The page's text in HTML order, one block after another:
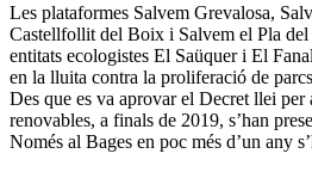
Les plataformes Salvem Grevalosa,
Castellfollit del Boix i Salvem el Pla
entitats ecologistes El Saüquer i El
en la lluita contra la proliferació de
Des que es va aprovar el Decret llei per
renovables, a finals de 2019, s’han
Només al Bages en poc més d’un any